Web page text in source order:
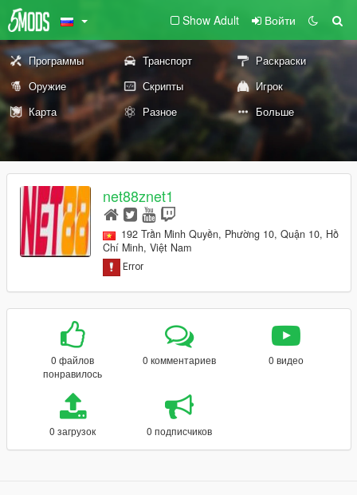
Show Adult Войти
Программы Транспорт
Раскраски
Оружие
Скрипты
Игрок
Карта
Разное Больше
net88znet1
192 Trần Minh Quyền, Phường 10, Quận 10, Hồ
Chí Minh, Việt Nam
0 файлов
понравилось
0 комментариев 0 видео
0 загрузок 0 подписчиков